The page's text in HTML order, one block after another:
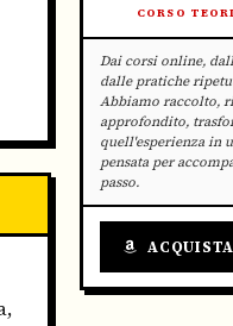
CORSO
Dai corsi online,
dalle pratiche
Abbiamo raccolto,
approfondito,
quell'esperienza in
pensata per
passo.